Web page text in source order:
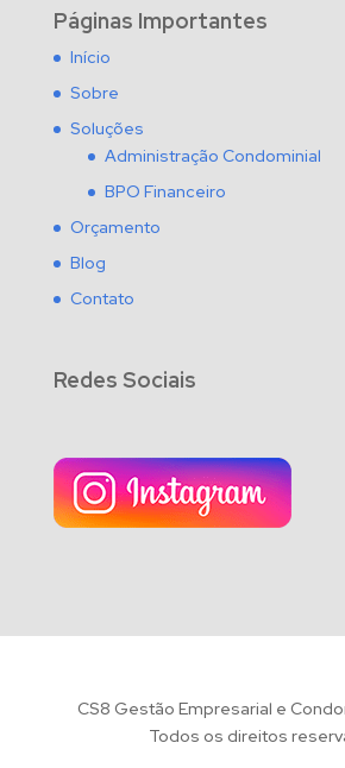
Páginas Importantes
Início
Sobre
Soluções
Administração Condominial
BPO Financeiro
Orçamento
Blog
Contato
Redes Sociais
CS8 Gestão Empresarial e
Todos os direitos